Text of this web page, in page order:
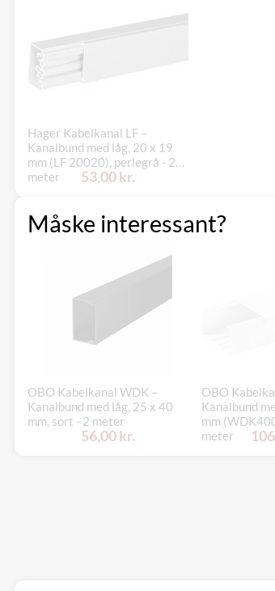
Hager Kabelkanal LF –
Kanalbund med låg, 20 x 19
mm (LF 20020), perlegrå - 2
meter
53,00 kr.
Måske interessant?
OBO Kabelkanal WDK –
Kanalbund med låg, 25 x 40
mm, sort - 2 meter
56,00 kr.
OBO
Kanalbund
mm
meter